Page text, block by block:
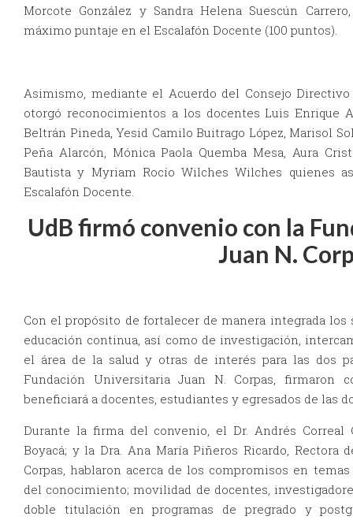
Morcote González y Sandra Helena Suescún
máximo puntaje en el Escalafón Docente (100 puntos).
Asimismo, mediante el Acuerdo del Consejo
otorgó reconocimientos a los docentes Luis Enrique
Beltrán Pineda, Yesid Camilo Buitrago López, Marisol
Peña Alarcón, Mónica Paola Quemba Mesa, Aura
Bautista y Myriam Rocío Wilches Wilches quienes
Escalafón Docente.
UdB firmó convenio con la
Juan N.
Con el propósito de fortalecer de manera integrada
educación continua, así como de investigación,
el área de la salud y otras de interés para las dos
Fundación Universitaria Juan N. Corpas, firmaron
beneficiará a docentes, estudiantes y egresados de las
Durante la firma del convenio, el Dr. Andrés Correal
Boyacá; y la Dra. Ana María Piñeros Ricardo, Rectora
Corpas, hablaron acerca de los compromisos en
del conocimiento; movilidad de docentes,
doble titulación en programas de pregrado y